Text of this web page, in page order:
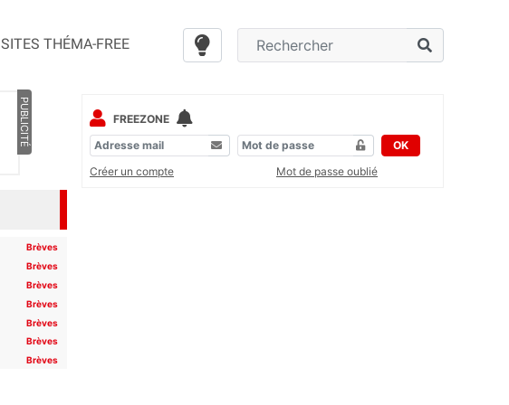
SITES THÉMA-FREE
PUBLICITÉ
Brèves
Brèves
Brèves
Brèves
Brèves
Brèves
Brèves
FREEZONE
OK
Créer un compte
Mot de passe oublié